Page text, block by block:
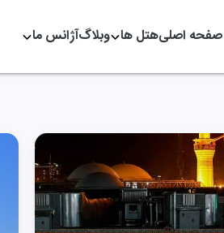
صفحه اصلیهتل ها وبلاگآژانس ما